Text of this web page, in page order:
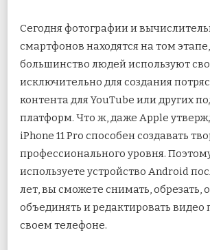
НА
Сегодня фотографии и
смартфонов находятся на том
большинство людей используют
исключительно для создания
контента для YouTube или других
платформ. Что ж, даже Apple
iPhone 11 Pro способен создавать
профессионального уровня.
используете устройство Android
лет, вы сможете снимать, обрезать,
объединять и редактировать видео
своем телефоне.